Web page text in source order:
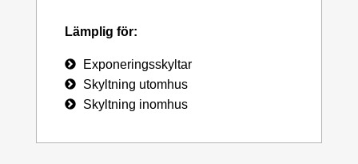
Lämplig för:
Exponeringsskyltar
Skyltning utomhus
Skyltning inomhus